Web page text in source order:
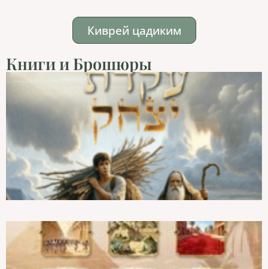
Киврей цадиким
Книги и Брошюры